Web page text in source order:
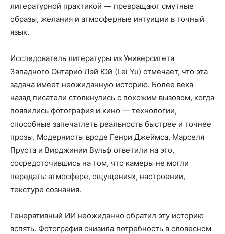
литературной практикой — превращают смутные
образы, желания и атмосферные интуиции в точный
язык.
Исследователь литературы из Университета
Западного Онтарио Лэй Юй (Lei Yu) отмечает, что эта
задача имеет неожиданную историю. Более века
назад писатели столкнулись с похожим вызовом, когда
появились фотография и кино — технологии,
способные запечатлеть реальность быстрее и точнее
прозы. Модернисты вроде Генри Джеймса, Марселя
Пруста и Вирджинии Вульф ответили на это,
сосредоточившись на том, что камеры не могли
передать: атмосфере, ощущениях, настроении,
текстуре сознания.
Генеративный ИИ неожиданно обратил эту историю
вспять. Фотография снизила потребность в словесном